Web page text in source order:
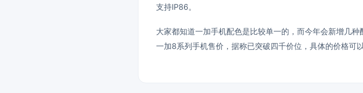
支持IP86。
大家都知道一加手机配色是比较单一的，而今年会新增几
一加8系列手机售价，据称已突破四千价位，具体的价格可